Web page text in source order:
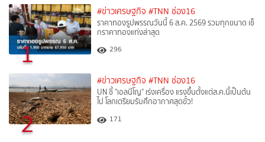
1
#ข่าวเศรษฐกิจ #TNN ช่อง16
ราคาทองรูปพรรณวันนี้ 6 ส.ค. 2569 รวมทุกขนาด เช็
กราคาทองแท่งล่าสุด
296
2
#ข่าวเศรษฐกิจ #TNN ช่อง16
UN ชี้ "เอลนีโญ" เร่งเครื่อง แรงขึ้นตั้งแต่ส.ค.นี้เป็นต้น
ไป โลกเตรียมรับศึกอากาศสุดขั้ว!
171